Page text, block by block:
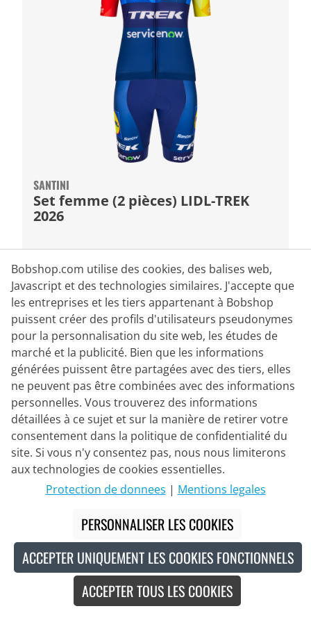
SANTINI
Set femme (2 pièces) LIDL-TREK
2026
182,95 € 199,90 €
-8%
ALÉ
Set (2 pièces) BAHRAIN -
VICTORIOUS 2026
Bobshop.com utilise des cookies, des balises web,
Javascript et des technologies similaires. J'accepte que
les entreprises et les tiers appartenant à Bobshop
puissent créer des profils d'utilisateurs pseudonymes
pour la personnalisation du site web, les études de
marché et la publicité. Bien que les informations
générées puissent être partagées avec des tiers, elles
ne peuvent pas être combinées avec des informations
personnelles. Vous trouverez des informations
détaillées à ce sujet et sur la manière de retirer votre
consentement dans la politique de confidentialité du
site. Si vous n'y consentez pas, nous nous limiterons
aux technologies de cookies essentielles.
Protection de donnees | Mentions legales
PERSONNALISER LES COOKIES
ACCEPTER UNIQUEMENT LES COOKIES FONCTIONNELS
ACCEPTER TOUS LES COOKIES